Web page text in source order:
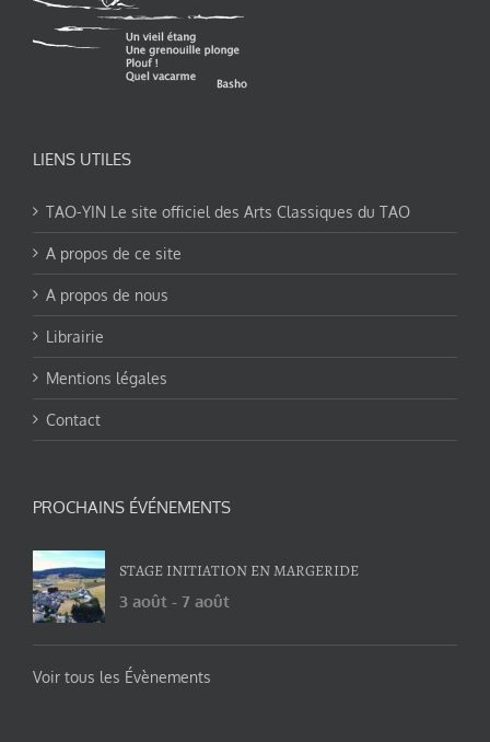
LIENS UTILES
TAO-YIN Le site officiel des Arts Classiques du TAO
A propos de ce site
A propos de nous
Librairie
Mentions légales
Contact
PROCHAINS ÉVÉNEMENTS
STAGE INITIATION EN MARGERIDE
3 août - 7 août
Voir tous les Évènements